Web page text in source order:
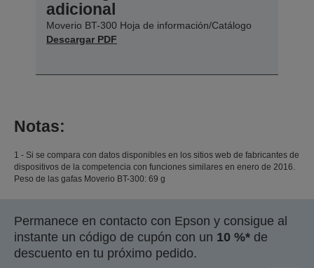
adicional
Moverio BT-300 Hoja de información/Catálogo
Descargar PDF
Notas:
1 - Si se compara con datos disponibles en los sitios web de fabricantes de
dispositivos de la competencia con funciones similares en enero de 2016.
Peso de las gafas Moverio BT-300: 69 g
Permanece en contacto con Epson y consigue al
instante un código de cupón con un 10 %* de
descuento en tu próximo pedido.